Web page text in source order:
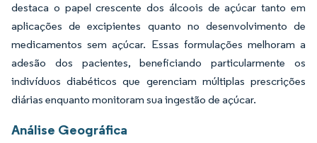
destaca o papel crescente dos álcoois de açúcar tanto em
aplicações de excipientes quanto no desenvolvimento de
medicamentos sem açúcar. Essas formulações melhoram a
adesão dos pacientes, beneficiando particularmente os
indivíduos diabéticos que gerenciam múltiplas prescrições
diárias enquanto monitoram sua ingestão de açúcar.
Análise Geográfica